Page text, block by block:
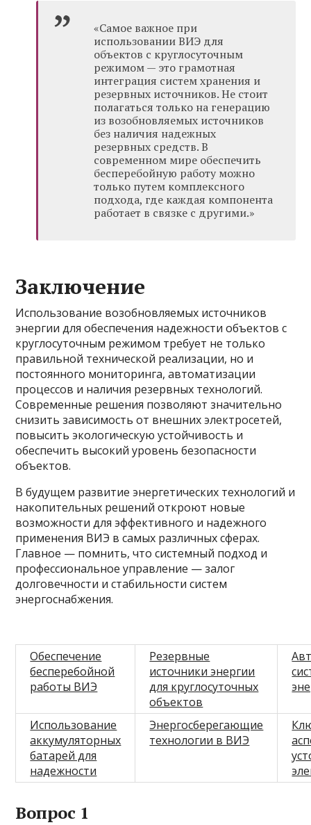
«Самое важное при
использовании ВИЭ для
объектов с круглосуточным
режимом — это грамотная
интеграция систем хранения и
резервных источников. Не стоит
полагаться только на генерацию
из возобновляемых источников
без наличия надежных
резервных средств. В
современном мире обеспечить
бесперебойную работу можно
только путем комплексного
подхода, где каждая компонента
работает в связке с другими.»
Заключение
Использование возобновляемых источников
энергии для обеспечения надежности объектов с
круглосуточным режимом требует не только
правильной технической реализации, но и
постоянного мониторинга, автоматизации
процессов и наличия резервных технологий.
Современные решения позволяют значительно
снизить зависимость от внешних электросетей,
повысить экологическую устойчивость и
обеспечить высокий уровень безопасности
объектов.
В будущем развитие энергетических технологий и
накопительных решений откроют новые
возможности для эффективного и надежного
применения ВИЭ в самых различных сферах.
Главное — помнить, что системный подход и
профессиональное управление — залог
долговечности и стабильности систем
энергоснабжения.
Обеспечение
бесперебойной
работы ВИЭ
Резервные
источники энергии
для круглосуточных
объектов
Использование
аккумуляторных
батарей для
надежности
Энергосберегающие
технологии в ВИЭ
Вопрос 1